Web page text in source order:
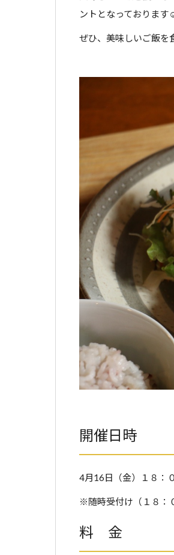
ントとなっております
ぜひ、美味しいご飯を
開催日時
4月16日（金）１８：
※随時受付け（１８：
料 金